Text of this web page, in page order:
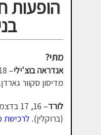
הופעות
אנדראה בוצ'ילי
מדיסון סקוור גארדן.
לורד
– 16,
(ברוקלין). לרכישת
מתי?